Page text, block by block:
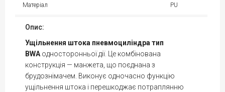
Матеріал PU
Опис:
Ущільнення штока пневмоциліндра тип
BWA односторонньої дії. Це комбінована
конструкція — манжета, що поєднана з
брудознімачем. Виконує одночасно функцію
ущільнення штока і перешкоджає потраплянню